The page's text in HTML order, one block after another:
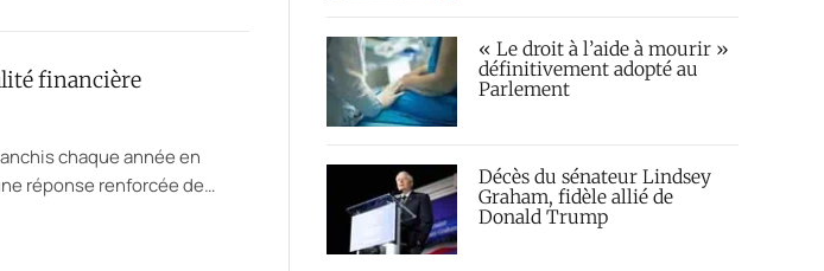
financière
chaque année en
réponse renforcée de…
« Le droit à l’aide à mourir »
définitivement adopté au
Parlement
Décès du sénateur Lindsey
Graham, fidèle allié de
Donald Trump